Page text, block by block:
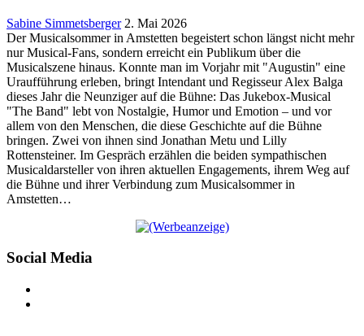
Sabine Simmetsberger 2. Mai 2026
Der Musicalsommer in Amstetten begeistert schon längst nicht mehr
nur Musical-Fans, sondern erreicht ein Publikum über die
Musicalszene hinaus. Konnte man im Vorjahr mit "Augustin" eine
Uraufführung erleben, bringt Intendant und Regisseur Alex Balga
dieses Jahr die Neunziger auf die Bühne: Das Jukebox-Musical
"The Band" lebt von Nostalgie, Humor und Emotion – und vor
allem von den Menschen, die diese Geschichte auf die Bühne
bringen. Zwei von ihnen sind Jonathan Metu und Lilly
Rottensteiner. Im Gespräch erzählen die beiden sympathischen
Musicaldarsteller von ihren aktuellen Engagements, ihrem Weg auf
die Bühne und ihrer Verbindung zum Musicalsommer in
Amstetten…
Social Media